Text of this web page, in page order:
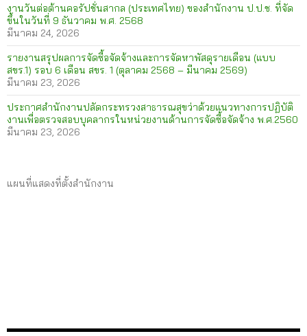
งานวันต่อต้านคอรัปชั่นสากล (ประเทศไทย) ของสำนักงาน ป.ป.ช. ที่จัด
ขึ้นในวันที่ 9 ธันวาคม พ.ศ. 2568
มีนาคม 24, 2026
รายงานสรุปผลการจัดซื้อจัดจ้างและการจัดหาพัสดุรายเดือน (แบบ
สขร.1) รอบ 6 เดือน สขร. 1 (ตุลาคม 2568 – มีนาคม 2569)
มีนาคม 23, 2026
ประกาศสำนักงานปลัดกระทรวงสาธารณสุขว่าด้วยแนวทางการปฏิบัติ
งานเพื่อตรวจสอบบุคลากรในหน่วยงานด้านการจัดซื้อจัดจ้าง พ.ศ.2560
มีนาคม 23, 2026
แผนที่แสดงที่ตั้งสำนักงาน